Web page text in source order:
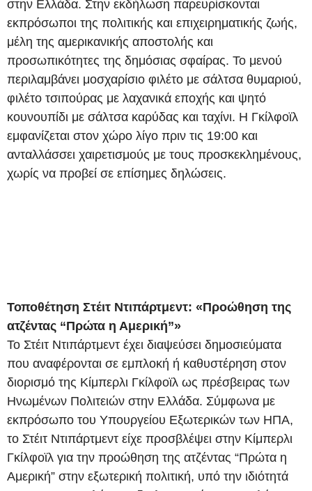
στην Ελλάδα. Στην εκδήλωση παρευρίσκονται
εκπρόσωποι της πολιτικής και επιχειρηματικής ζωής,
μέλη της αμερικανικής αποστολής και
προσωπικότητες της δημόσιας σφαίρας. Το μενού
περιλαμβάνει μοσχαρίσιο φιλέτο με σάλτσα θυμαριού,
φιλέτο τσιπούρας με λαχανικά εποχής και ψητό
κουνουπίδι με σάλτσα καρύδας και ταχίνι. Η Γκίλφοϊλ
εμφανίζεται στον χώρο λίγο πριν τις 19:00 και
ανταλλάσσει χαιρετισμούς με τους προσκεκλημένους,
χωρίς να προβεί σε επίσημες δηλώσεις.
Τοποθέτηση Στέιτ Ντιπάρτμεντ: «Προώθηση της
ατζέντας “Πρώτα η Αμερική”»
Το Στέιτ Ντιπάρτμεντ έχει διαψεύσει δημοσιεύματα
που αναφέρονται σε εμπλοκή ή καθυστέρηση στον
διορισμό της Κίμπερλι Γκίλφοϊλ ως πρέσβειρας των
Ηνωμένων Πολιτειών στην Ελλάδα. Σύμφωνα με
εκπρόσωπο του Υπουργείου Εξωτερικών των ΗΠΑ,
το Στέιτ Ντιπάρτμεντ είχε προσβλέψει στην Κίμπερλι
Γκίλφοϊλ για την προώθηση της ατζέντας “Πρώτα η
Αμερική” στην εξωτερική πολιτική, υπό την ιδιότητά